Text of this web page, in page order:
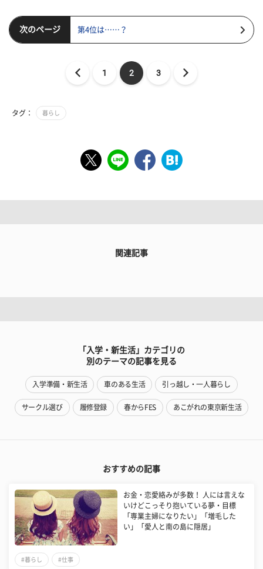
次のページ 第4位は……？
1 2 3
タグ： 暮らし
関連記事
「入学・新生活」カテゴリの
別のテーマの記事を見る
入学準備・新生活 車のある生活 引っ越し・一人暮らし
サークル選び 履修登録 春からFES あこがれの東京新生活
おすすめの記事
​お金・恋愛絡みが多数！ 人には言えな
いけどこっそり抱いている夢・目標
「専業主婦になりたい」「増毛した
い」「愛人と南の島に隠居」
#暮らし #仕事